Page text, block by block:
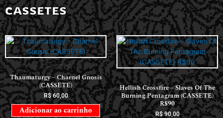
CASSETES
CASSETES
Thaumaturgy – Charnel Gnosis
(CASSETE)
R$60,00
Adicionar ao carrinho
CASSETES
Hellish Crossfire – Slaves Of The
Burning Pentagram (CASSETE)
R$90
R$90,00